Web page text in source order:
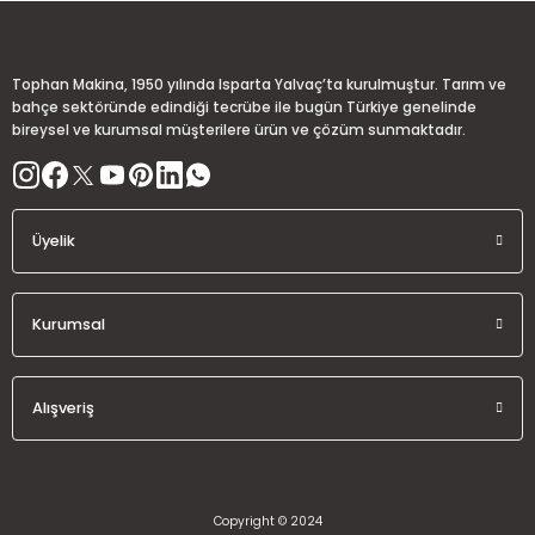
Bu ürüne benzer farklı alternatifler olmalı.
Tophan Makina, 1950 yılında Isparta Yalvaç’ta kurulmuştur. Tarım ve
bahçe sektöründe edindiği tecrübe ile bugün Türkiye genelinde
bireysel ve kurumsal müşterilere ürün ve çözüm sunmaktadır.
Üyelik
Kurumsal
Alışveriş
Copyright © 2024